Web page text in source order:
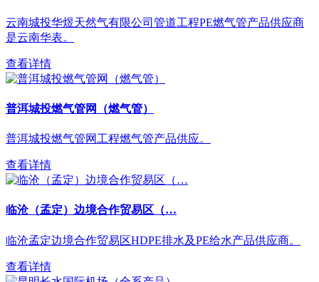
云南城投华煜天然气有限公司管道工程PE燃气管产品供应商
是云南华表。
查看详情
普洱城投燃气管网（燃气管）
普洱城投燃气管网工程燃气管产品供应。
查看详情
临沧（孟定）边境合作贸易区（…
临沧孟定边境合作贸易区HDPE排水及PE给水产品供应商。
查看详情